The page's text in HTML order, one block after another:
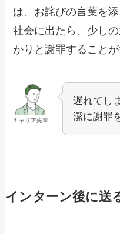
は、お詫びの言葉を添
社会に出たら、少し
かりと謝罪することが
キャリア先輩
遅れてし
潔に謝罪
インターン後に送